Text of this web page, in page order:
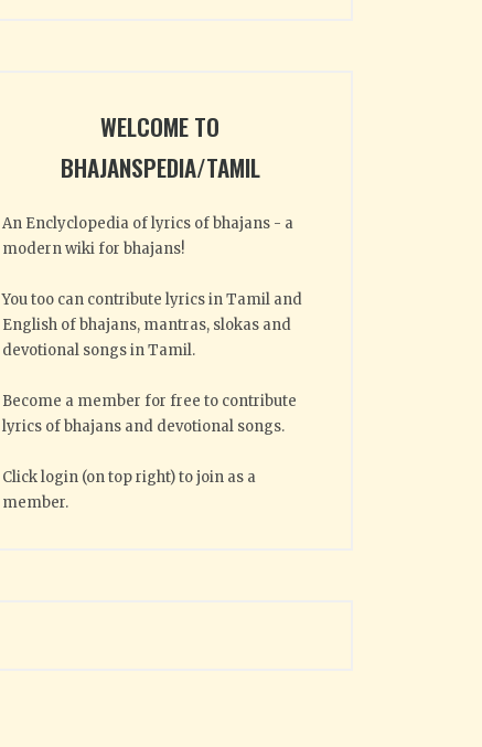
WELCOME TO
BHAJANSPEDIA/TAMIL
An Enclyclopedia of lyrics of bhajans - a
modern wiki for bhajans!
You too can contribute lyrics in Tamil and
English of bhajans, mantras, slokas and
devotional songs in Tamil.
Become a member for free to contribute
lyrics of bhajans and devotional songs.
Click login (on top right) to join as a
member.